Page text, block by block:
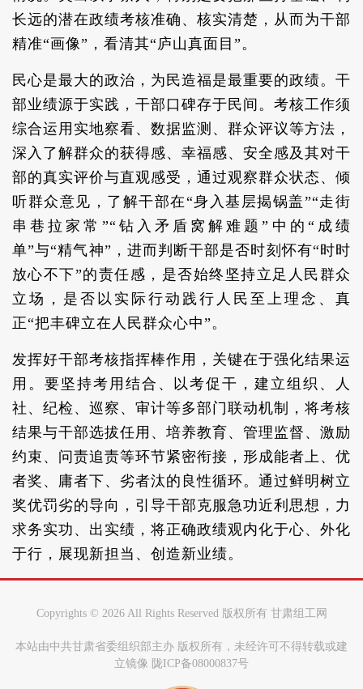
长远的潜在政绩考核准确、核实清楚，从而为干部
精准“画像”，看清其“庐山真面目”。
民心是最大的政治，为民造福是最重要的政绩。干
部业绩源于实践，干部口碑存于民间。考核工作须
综合运用实地察看、数据监测、群众评议等方法，
深入了解群众的获得感、幸福感、安全感及其对干
部的真实评价与直观感受，通过观察群众状态、倾
听群众意见，了解干部在“身入基层揭锅盖”“走街
串巷拉家常”“钻入矛盾窝解难题”中的“成绩
单”与“精气神”，进而判断干部是否时刻怀有“时时
放心不下”的责任感，是否始终坚持立足人民群众
立场，是否以实际行动践行人民至上理念、真
正“把丰碑立在人民群众心中”。
发挥好干部考核指挥棒作用，关键在于强化结果运
用。要坚持考用结合、以考促干，建立组织、人
社、纪检、巡察、审计等多部门联动机制，将考核
结果与干部选拔任用、培养教育、管理监督、激励
约束、问责追责等环节紧密衔接，形成能者上、优
者奖、庸者下、劣者汰的良性循环。通过鲜明树立
奖优罚劣的导向，引导干部克服急功近利思想，力
求务实功、出实绩，将正确政绩观内化于心、外化
于行，展现新担当、创造新业绩。
Copyrights © 2026 All Rights Reserved 版权所有 甘肃组工网
本站由中共甘肃省委组织部主办 版权所有，未经许可不得转载或建
立镜像 陇ICP备08000837号